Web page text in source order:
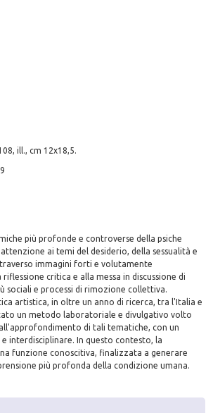
ill., cm 12x18,5.
più profonde e controverse della psiche
ai temi del desiderio, della sessualità e
immagini forti e volutamente
critica e alla messa in discussione di
sociali e processi di rimozione collettiva.
artistica, in oltre un anno di ricerca, tra l'Italia e
un metodo laboratoriale e divulgativo volto
di tali tematiche, con un
interdisciplinare. In questo contesto, la
funzione conoscitiva, finalizzata a generare
più profonda della condizione umana.